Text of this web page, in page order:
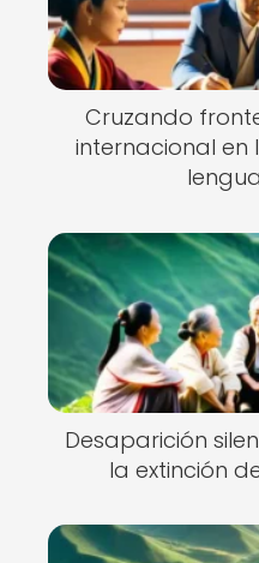
Cruzando
internacional
Desaparición
la extinción